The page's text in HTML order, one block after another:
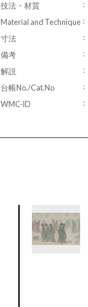
技法・材質
Material and Technique
寸法
備考
解説
台帳No./Cat.No
WMC-ID